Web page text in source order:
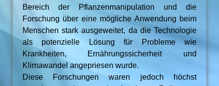
Bereich der Pflanzenmanipulation und die
Forschung über eine mögliche Anwendung beim
Menschen stark ausgeweitet, da die Technologie
als potenzielle Lösung für Probleme wie
Krankheiten, Ernährungssicherheit und
Klimawandel angepriesen wurde.
Diese Forschungen waren jedoch höchst